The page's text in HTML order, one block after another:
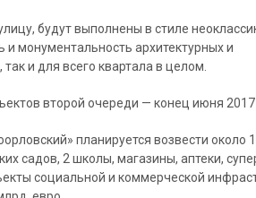
будут выполнены в стиле
и монументальность архитектурных и
и для всего квартала в целом.
второй очереди — конец июня 2017
планируется возвести около
садов, 2 школы, магазины, аптеки,
социальной и коммерческой